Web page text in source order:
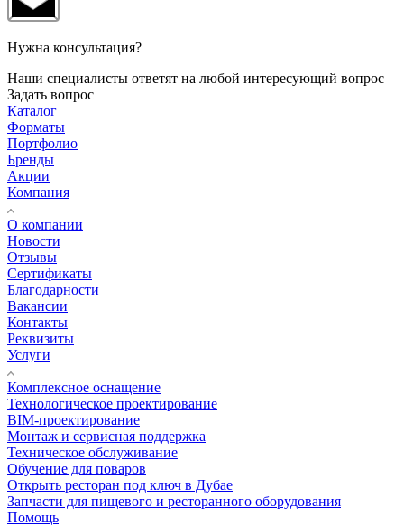
Нужна консультация?
Наши специалисты ответят на любой интересующий вопрос
Задать вопрос
Каталог
Форматы
Портфолио
Бренды
Акции
Компания
О компании
Новости
Отзывы
Сертификаты
Благодарности
Вакансии
Контакты
Реквизиты
Услуги
Комплексное оснащение
Технологическое проектирование
BIM-проектирование
Монтаж и сервисная поддержка
Техническое обслуживание
Обучение для поваров
Открыть ресторан под ключ в Дубае
Запчасти для пищевого и ресторанного оборудования
Помощь